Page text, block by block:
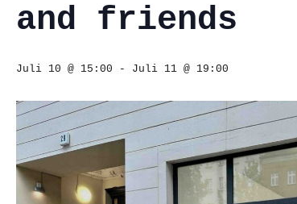
and friends
Juli 10 @ 15:00 - Juli 11 @ 19:00